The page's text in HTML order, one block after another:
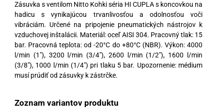
Zásuvka s ventilom Nitto Kohki séria HI CUPLA s koncovkou na
hadicu s vynikajúcou trvanlivosťou a odolnosťou voči
vibráciám. Určené na pripojenie pneumatických nástrojov k
vzduchovej inštalácii. Materiál: oceľ AISI 304. Pracovný tlak: 15
bar. Pracovná teplota: od -20°C do +80°C (NBR). Výkon: 4000
l/min (1″), 3200 l/min (3/4″), 2600 l/min (1/2″), 1600 l/min
(3/8″), 1000 l/min (1/4″) pri tlaku 5 bar. Upozornenie: médium
musí prúdiť od zásuvky k zástrčke.
Zoznam variantov produktu